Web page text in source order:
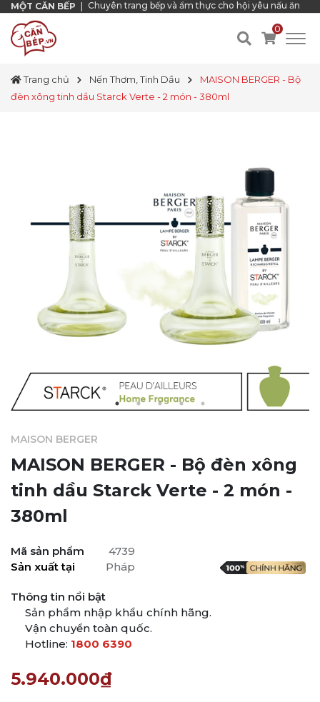
MỘT CĂN BẾP Chuyên trang bếp và ẩm thực cho hội yêu nấu ăn
0
Trang chủ Nến Thơm, Tinh Dầu
MAISON BERGER - Bộ
đèn xông tinh dầu Starck Verte - 2 món - 380ml
MAISON BERGER
MAISON BERGER - Bộ đèn xông
tinh dầu Starck Verte - 2 món -
380ml
Mã sản phẩm
4739
Sản xuất tại
Pháp
Thông tin nổi bật
Sản phẩm nhập khẩu chính hãng.
Vận chuyển toàn quốc.
Hotline: 1800 6390
5.940.000₫